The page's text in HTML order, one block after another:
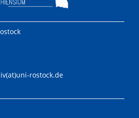
rostock.de